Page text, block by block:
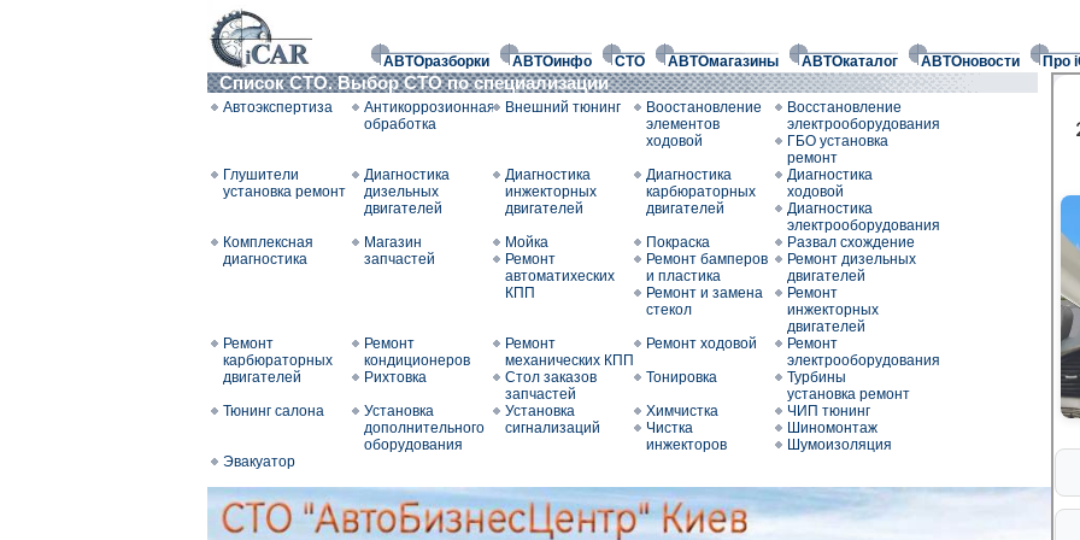
АВТОразборки АВТОинфо СТО АВТОмагазины АВТОкаталог АВТОновости Про
Список СТО. Выбор СТО по специализации
Автоэкспертиза
Антикоррозионная
обработка
Внешний тюнинг
Воостановление
элементов
ходовой
Восстановление
электрооборудования
ГБО установка
ремонт
Глушители
установка ремонт
Диагностика
дизельных
двигателей
Диагностика
инжекторных
двигателей
Диагностика
карбюраторных
двигателей
Диагностика
ходовой
Диагностика
электрооборудования
Комплексная
диагностика
Магазин
запчастей
Мойка Покраска
Развал схождение
Ремонт
автоматихеских
КПП
Ремонт бамперов
и пластика
Ремонт дизельных
двигателей
Ремонт и замена
стекол
Ремонт
инжекторных
двигателей
Ремонт
карбюраторных
двигателей
Ремонт
кондиционеров
Ремонт
механических КПП
Ремонт ходовой
Ремонт
электрооборудования
Рихтовка
Стол заказов
запчастей
Тонировка
Турбины
установка ремонт
Тюнинг салона
Установка
дополнительного
оборудования
Установка
сигнализаций
Химчистка
ЧИП тюнинг
Чистка
инжекторов
Шиномонтаж
Шумоизоляция
Эвакуатор